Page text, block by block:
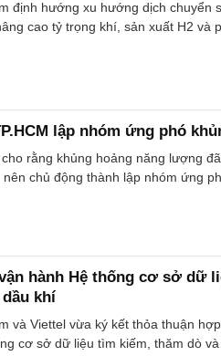
định hướng xu hướng dịch chuyển
cao tỷ trọng khí, sản xuất H2 và
lập nhóm ứng phó
rằng khủng hoảng năng lượng
nên chủ động thành lập nhóm ứng
hành Hệ thống cơ sở dữ
khí
và Viettel vừa ký kết thỏa thuận
cơ sở dữ liệu tìm kiếm, thăm dò và